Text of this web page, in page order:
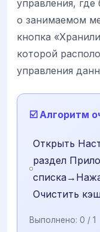
управления,
о занимаемом
кнопка
которой
управления
☑️ Алгоритм
Открыть
раздел
Очистить
Выполнено: 0 / 1